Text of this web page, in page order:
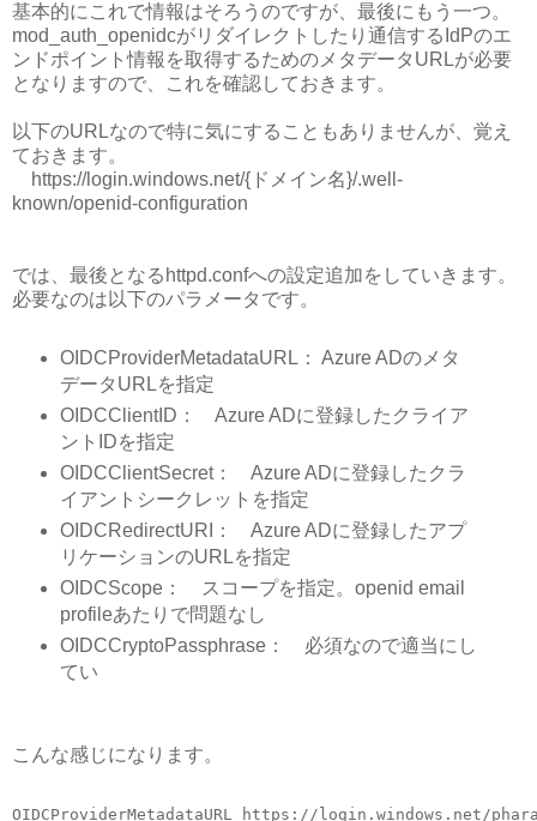
基本的にこれで情報はそろうのですが、最後にもう一つ。
mod_auth_openidcがリダイレクトしたり通信するIdPのエ
ンドポイント情報を取得するためのメタデータURLが必要
となりますので、これを確認しておきます。
以下のURLなので特に気にすることもありませんが、覚え
ておきます。
https://login.windows.net/{ドメイン名}/.well-
known/openid-configuration
では、最後となるhttpd.confへの設定追加をしていきます。
必要なのは以下のパラメータです。
OIDCProviderMetadataURL： Azure ADのメタ
データURLを指定
OIDCClientID： Azure ADに登録したクライア
ントIDを指定
OIDCClientSecret： Azure ADに登録したクラ
イアントシークレットを指定
OIDCRedirectURI： Azure ADに登録したアプ
リケーションのURLを指定
OIDCScope： スコープを指定。openid email
profileあたりで問題なし
OIDCCryptoPassphrase： 必須なので適当にし
てい
こんな感じになります。
OIDCProviderMetadataURL https://login.windows.net/